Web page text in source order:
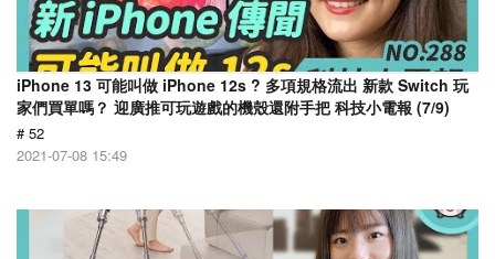
iPhone 13 可能叫做 iPhone 12s ? 多項規格流出 新款 Switch 玩
家們買單嗎？ 迎廣推可玩遊戲的機殼還附手把 科技小電報 (7/9)
# 52
2021-07-08 15:49